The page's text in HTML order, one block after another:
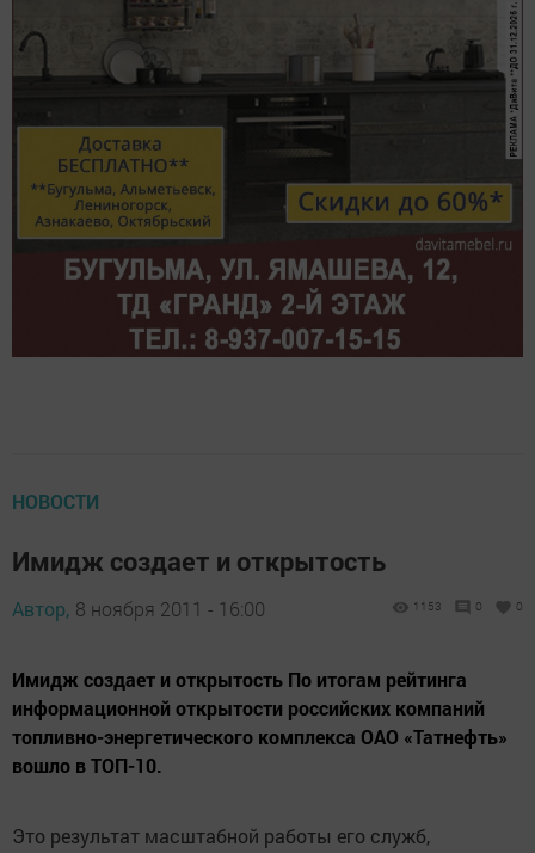
НОВОСТИ
Имидж создает и открытость
Автор, 8 ноября 2011 - 16:00 1153 0 0
Имидж создает и открытость По итогам рейтинга
информационной открытости российских компаний
топливно-энергетического комплекса ОАО «Татнефть»
вошло в ТОП-10.
Это результат масштабной работы его служб,